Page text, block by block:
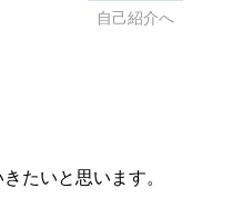
自己紹介へ
たいと思います。